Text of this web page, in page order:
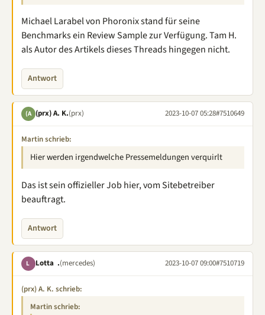
Michael Larabel von Phoronix stand für seine
Benchmarks ein Review Sample zur Verfügung. Tam H.
als Autor des Artikels dieses Threads hingegen nicht.
Antwort
(A (prx) A. K.(prx) 2023-10-07 05:28#7510649
Martin schrieb:
Hier werden irgendwelche Pressemeldungen verquirlt
Das ist sein offizieller Job hier, vom Sitebetreiber
beauftragt.
Antwort
L Lotta .(mercedes) 2023-10-07 09:00#7510719
(prx) A. K. schrieb:
Martin schrieb: